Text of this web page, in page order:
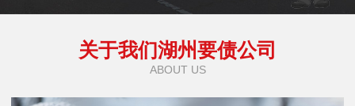
关于我们湖州要债公司
ABOUT US